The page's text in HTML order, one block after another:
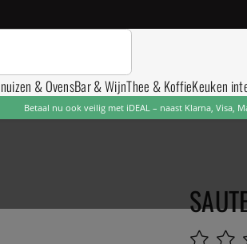
& OvensBar & WijnThee & KoffieKeuken
Betaal nu ook veilig met iDEAL – naast Klarna, Visa,